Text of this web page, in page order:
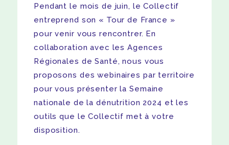
Pendant le mois de juin, le Collectif
entreprend son « Tour de France »
pour venir vous rencontrer. En
collaboration avec les Agences
Régionales de Santé, nous vous
proposons des webinaires par territoire
pour vous présenter la Semaine
nationale de la dénutrition 2024 et les
outils que le Collectif met à votre
disposition.